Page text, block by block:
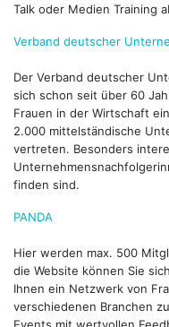
Talk oder Medien Training
Verband deutscher
Der Verband deutscher
sich schon seit über 60
Frauen in der Wirtschaft
2.000 mittelständische
vertreten. Besonders
finden sind.
PANDA
Hier werden max. 500
die Website können Sie
Ihnen ein Netzwerk von
verschiedenen Branchen